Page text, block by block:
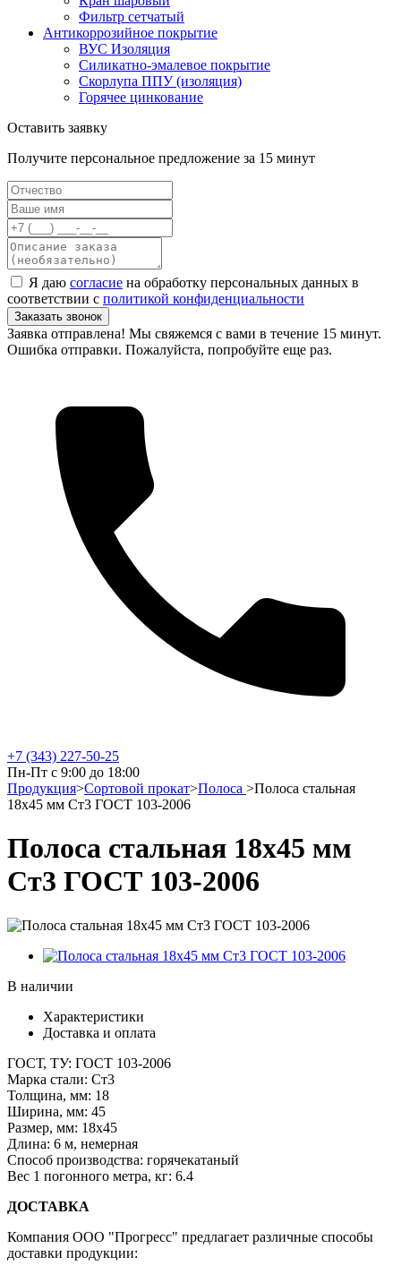
Фильтр сетчатый
Антикоррозийное покрытие
ВУС Изоляция
Силикатно-эмалевое покрытие
Скорлупа ППУ (изоляция)
Горячее цинкование
Оставить заявку
Получите персональное предложение за 15 минут
Я даю согласие на обработку персональных данных в
соответствии с политикой конфиденциальности
Заказать звонок
Заявка отправлена! Мы свяжемся с вами в течение 15 минут.
Ошибка отправки. Пожалуйста, попробуйте еще раз.
+7 (343) 227-50-25
Пн-Пт с 9:00 до 18:00
Продукция>Сортовой прокат>Полоса >Полоса стальная
18х45 мм Ст3 ГОСТ 103-2006
Полоса стальная 18х45 мм
Ст3 ГОСТ 103-2006
В наличии
Характеристики
Доставка и оплата
ГОСТ, ТУ: ГОСТ 103-2006
Марка стали: Ст3
Толщина, мм: 18
Ширина, мм: 45
Размер, мм: 18х45
Длина: 6 м, немерная
Способ производства: горячекатаный
Вес 1 погонного метра, кг: 6.4
ДОСТАВКА
Компания OOO "Прогресс" предлагает различные способы
доставки продукции: